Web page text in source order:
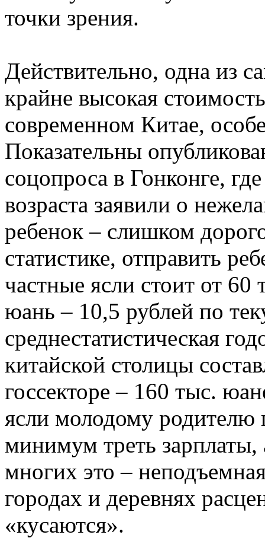
точки зрения.
Действительно, одна из
крайне высокая
современном Китае,
Показательны
соцопроса в Гонконге,
возраста заявили о
ребенок – слишком
статистике, отправить
частные ясли стоит от
юань – 10,5 рублей по
среднестатистическая
китайской столицы
госсекторе – 160 тыс.
ясли молодому родителю
минимум треть
многих это –
городах и деревнях
«кусаются».